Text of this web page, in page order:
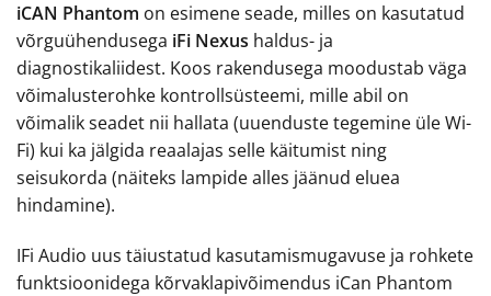
iCAN Phantom on esimene seade, milles on kasutatud
võrguühendusega iFi Nexus haldus- ja
diagnostikaliidest. Koos rakendusega moodustab väga
võimalusterohke kontrollsüsteemi, mille abil on
võimalik seadet nii hallata (uuenduste tegemine üle Wi-
Fi) kui ka jälgida reaalajas selle käitumist ning
seisukorda (näiteks lampide alles jäänud eluea
hindamine).
IFi Audio uus täiustatud kasutamismugavuse ja rohkete
funktsioonidega kõrvaklapivõimendus iCan Phantom